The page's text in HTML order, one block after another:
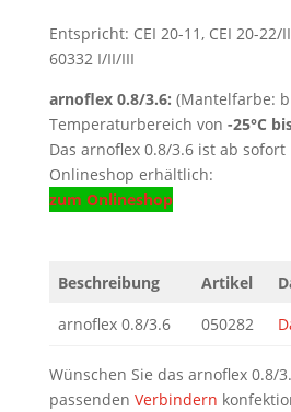
Entspricht: CEI 20-11, CEI 20-22/
60332 I/II/III
arnoflex 0.8/3.6: (Mantelfarbe:
Temperaturbereich von -25°C
Das arnoflex 0.8/3.6 ist ab
Onlineshop erhältlich:
zum Onlineshop
Beschreibung Artikel
arnoflex 0.8/3.6
050282
Wünschen Sie das arnoflex 0.8/
passenden Verbindern